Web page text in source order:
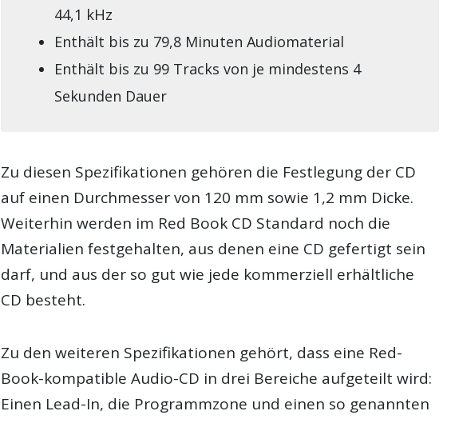
44,1 kHz
Enthält bis zu 79,8 Minuten Audiomaterial
Enthält bis zu 99 Tracks von je mindestens 4
Sekunden Dauer
Zu diesen Spezifikationen gehören die Festlegung der CD
auf einen Durchmesser von 120 mm sowie 1,2 mm Dicke.
Weiterhin werden im Red Book CD Standard noch die
Materialien festgehalten, aus denen eine CD gefertigt sein
darf, und aus der so gut wie jede kommerziell erhältliche
CD besteht.
Zu den weiteren Spezifikationen gehört, dass eine Red-
Book-kompatible Audio-CD in drei Bereiche aufgeteilt wird:
Einen Lead-In, die Programmzone und einen so genannten